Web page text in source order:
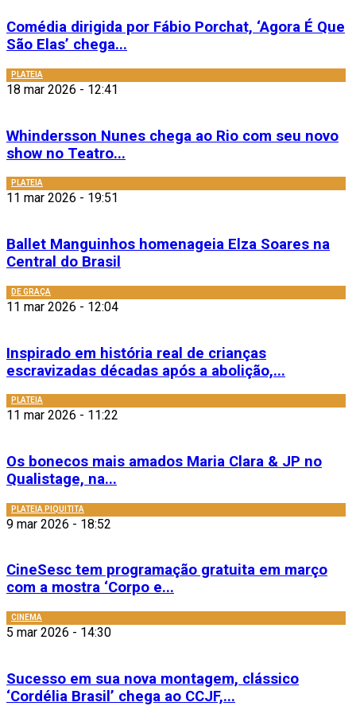
Comédia dirigida por Fábio Porchat, ‘Agora É Que
São Elas’ chega...
PLATEIA
18 mar 2026 - 12:41
Whindersson Nunes chega ao Rio com seu novo
show no Teatro...
PLATEIA
11 mar 2026 - 19:51
Ballet Manguinhos homenageia Elza Soares na
Central do Brasil
DE GRAÇA
11 mar 2026 - 12:04
Inspirado em história real de crianças
escravizadas décadas após a abolição,...
PLATEIA
11 mar 2026 - 11:22
Os bonecos mais amados Maria Clara & JP no
Qualistage, na...
PLATEIA PIQUITITA
9 mar 2026 - 18:52
CineSesc tem programação gratuita em março
com a mostra ‘Corpo e...
CINEMA
5 mar 2026 - 14:30
Sucesso em sua nova montagem, clássico
‘Cordélia Brasil’ chega ao CCJF,...